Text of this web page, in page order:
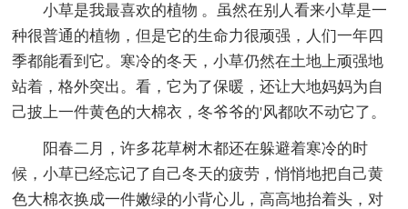
小草是我最喜欢的植物 。虽然在别人看来小草是一
种很普通的植物，但是它的生命力很顽强，人们一年四
季都能看到它。寒冷的冬天，小草仍然在土地上顽强地
站着，格外突出。看，它为了保暖，还让大地妈妈为自
己披上一件黄色的大棉衣，冬爷爷的'风都吹不动它了。
阳春二月，许多花草树木都还在躲避着寒冷的时
候，小草已经忘记了自己冬天的疲劳，悄悄地把自己黄
色大棉衣换成一件嫩绿的小背心儿，高高地抬着头，对